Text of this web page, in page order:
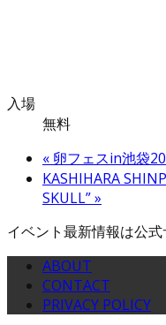
入場
無料
« 卵フェスin池袋
KASHIHARA
SKULL”»
イベント最新情報は公式
ABOUT
CONTACT
PRIVACY POLICY